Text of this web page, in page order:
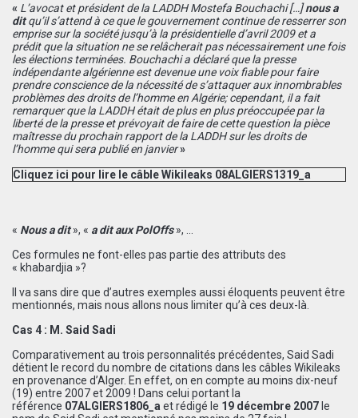
« L’avocat et président de la LADDH Mostefa Bouchachi[…] nous a
ditqu’il s’attend à ce que le gouvernement continue de resserrer son
emprise sur la société jusqu’à la présidentielle d’avril 2009 et a
prédit que la situation ne se relâcherait pas nécessairement une fois
les élections terminées. Bouchachi a déclaré que la presse
indépendante algérienne est devenue une voix fiable pour faire
prendre conscience de la nécessité de s’attaquer aux innombrables
problèmes des droits de l’homme en Algérie; cependant, il a fait
remarquer que la LADDH était de plus en plus préoccupée par la
liberté de la presse et prévoyait de faire de cette question la pièce
maîtresse du prochain rapport de la LADDH sur les droits de
l’homme qui sera publié en janvier»
Cliquez ici pour lire le câble Wikileaks 08ALGIERS1319_a
« Nous a dit», « a dit aux PolOffs», …
Ces formules ne font-elles pas partie des attributs des
« khabardjia »?
Il va sans dire que d’autres exemples aussi éloquents peuvent être
mentionnés, mais nous allons nous limiter qu’à ces deux-là.
Cas 4 : M. Said Sadi
Comparativement au trois personnalités précédentes, Said Sadi
détient le record du nombre de citations dans les câbles Wikileaks
en provenance d’Alger. En effet, on en compte au moins dix-neuf
(19) entre 2007 et 2009 ! Dans celui portant la
référence 07ALGIERS1806_a etrédigé le 19 décembre 2007 le